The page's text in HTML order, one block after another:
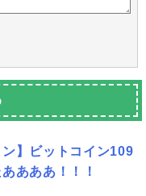
ン】ビットコイン109
あああ！！！